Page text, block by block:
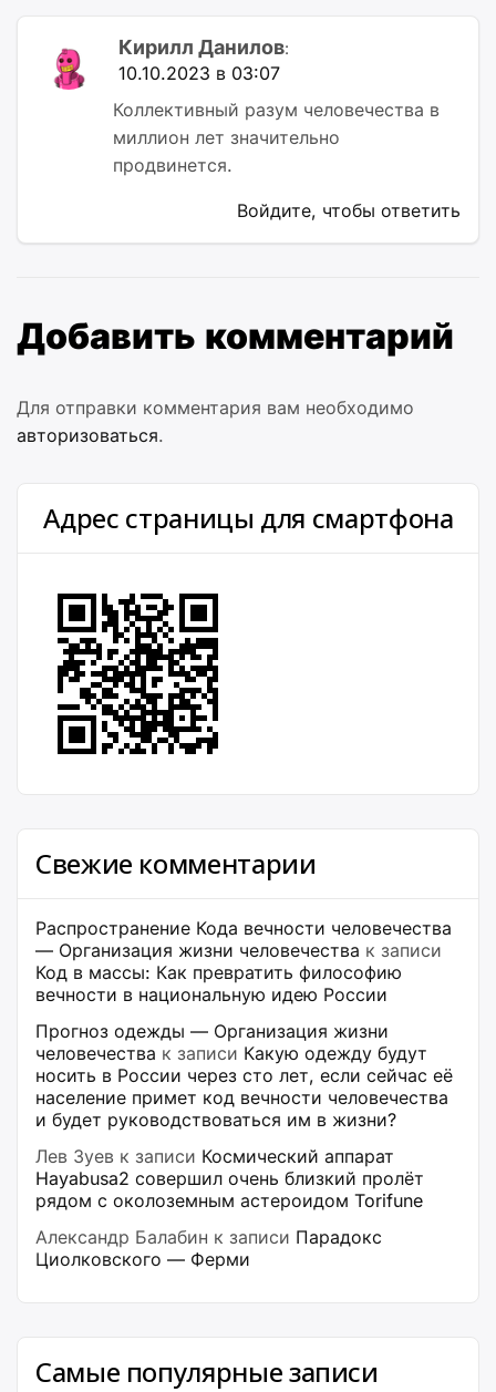
Кирилл Данилов:
10.10.2023 в 03:07
Коллективный разум человечества в
миллион лет значительно
продвинется.
Войдите, чтобы ответить
Добавить комментарий
Для отправки комментария вам необходимо
авторизоваться.
Адрес страницы для смартфона
Свежие комментарии
Распространение Кода вечности человечества
— Организация жизни человечества к записи
Код в массы: Как превратить философию
вечности в национальную идею России
Прогноз одежды — Организация жизни
человечества к записи Какую одежду будут
носить в России через сто лет, если сейчас её
население примет код вечности человечества
и будет руководствоваться им в жизни?
Лев Зуев к записи Космический аппарат
Hayabusa2 совершил очень близкий пролёт
рядом с околоземным астероидом Torifune
Александр Балабин к записи Парадокс
Циолковского — Ферми
Самые популярные записи